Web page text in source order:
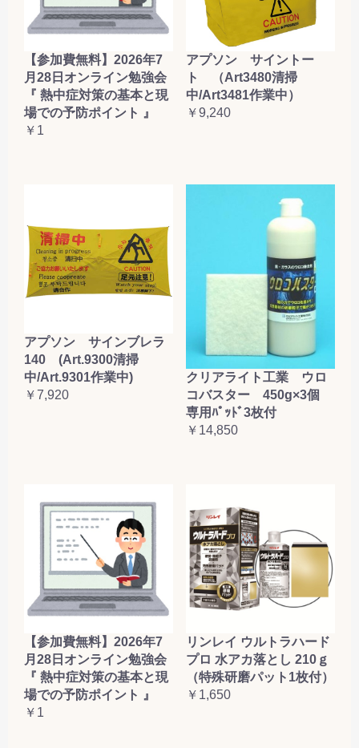
【参加費無料】2026年7
月28日オンライン勉強会
『 熱中症対策の基本と現
場での予防ポイント 』
￥1
アプソン サイントー
ト （Art3480清掃
中/Art3481作業中）
￥9,240
アプソン サインブレラ
140 (Art.9300清掃
中/Art.9301作業中)
￥7,920
クリアライト工業 ウロ
コバスター 450g×3個
専用ﾊﾟｯﾄﾞ3枚付
￥14,850
【参加費無料】2026年7
月28日オンライン勉強会
『 熱中症対策の基本と現
場での予防ポイント 』
￥1
リンレイ ウルトラハード
プロ 水アカ落とし 210ｇ
（特殊研磨パット1枚付）
￥1,650